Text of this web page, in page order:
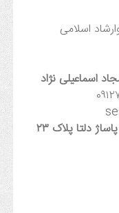
اسماعیلی نژاد
آدرس : قم – ۲۰ متری شهید بهشتی پاساژ دلتا پلاک ۲۳